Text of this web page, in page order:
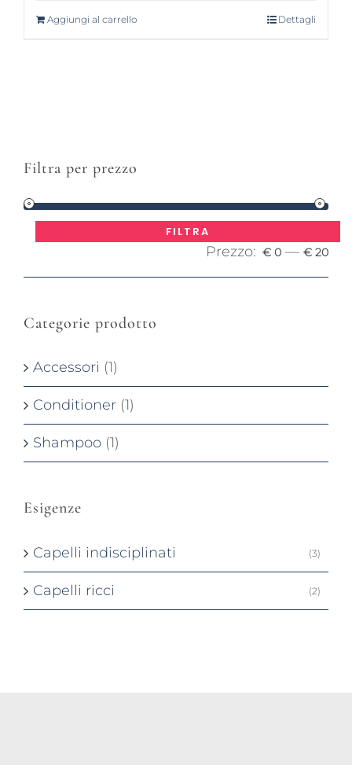
Aggiungi al carrello Dettagli
Filtra per prezzo
FILTRA
Prezzo: € 0 — € 20
Categorie prodotto
Accessori (1)
Conditioner (1)
Shampoo (1)
Esigenze
Capelli indisciplinati (3)
Capelli ricci (2)